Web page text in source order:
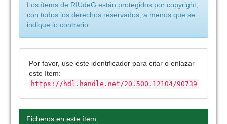
Los ítems de RIUdeG están protegidos por copyright,
con todos los derechos reservados, a menos que se
indique lo contrario.
Por favor, use este identificador para citar o enlazar
este ítem:
https://hdl.handle.net/20.500.12104/90739
Ficheros en este ítem: